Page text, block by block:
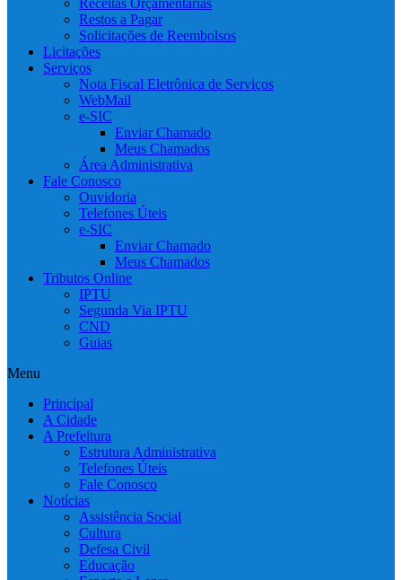
Receitas Orçamentárias
Restos a Pagar
Solicitações de Reembolsos
Licitações
Serviços
Nota Fiscal Eletrônica de Serviços
WebMail
e-SIC
Enviar Chamado
Meus Chamados
Área Administrativa
Fale Conosco
Ouvidoria
Telefones Úteis
e-SIC
Enviar Chamado
Meus Chamados
Tributos Online
IPTU
Segunda Via IPTU
CND
Guias
Menu
Principal
A Cidade
A Prefeitura
Estrutura Administrativa
Telefones Úteis
Fale Conosco
Notícias
Assistência Social
Cultura
Defesa Civil
Educação